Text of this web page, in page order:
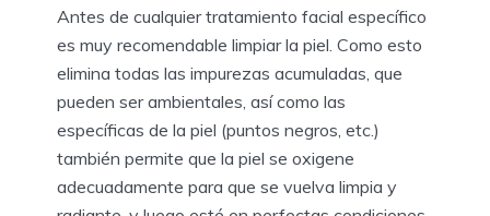
Antes de cualquier tratamiento facial específico
es muy recomendable limpiar la piel. Como esto
elimina todas las impurezas acumuladas, que
pueden ser ambientales, así como las
específicas de la piel (puntos negros, etc.)
también permite que la piel se oxigene
adecuadamente para que se vuelva limpia y